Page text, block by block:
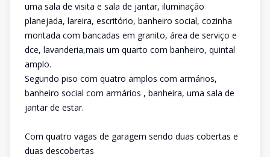
uma sala de visita e sala de jantar, iluminação
planejada, lareira, escritório, banheiro social, cozinha
montada com bancadas em granito, área de serviço e
dce, lavanderia,mais um quarto com banheiro, quintal
amplo.
Segundo piso com quatro amplos com armários,
banheiro social com armários , banheira, uma sala de
jantar de estar.
Com quatro vagas de garagem sendo duas cobertas e
duas descobertas